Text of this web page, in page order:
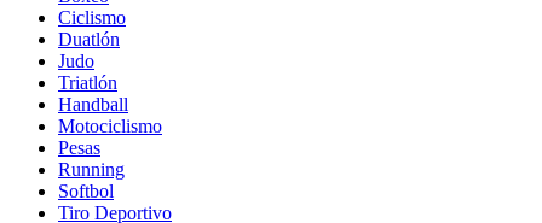
Ciclismo
Duatlón
Judo
Triatlón
Handball
Motociclismo
Pesas
Running
Softbol
Tiro Deportivo